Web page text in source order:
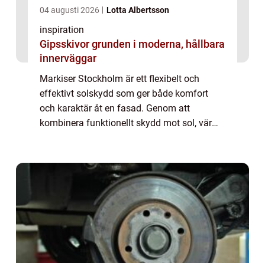
04 augusti 2026 Lotta Albertsson
inspiration
Gipsskivor grunden i moderna, hållbara
innerväggar
Markiser Stockholm är ett flexibelt och
effektivt solskydd som ger både komfort
och karaktär åt en fasad. Genom att
kombinera funktionellt skydd mot sol, värme